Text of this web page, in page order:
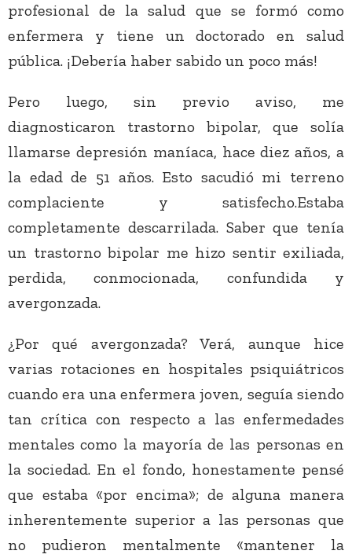
profesional de la salud que se formó como
enfermera y tiene un doctorado en salud
pública. ¡Debería haber sabido un poco más!
Pero luego, sin previo aviso, me
diagnosticaron trastorno bipolar, que solía
llamarse depresión maníaca, hace diez años, a
la edad de 51 años. Esto sacudió mi terreno
complaciente y satisfecho.Estaba
completamente descarrilada. Saber que tenía
un trastorno bipolar me hizo sentir exiliada,
perdida, conmocionada, confundida y
avergonzada.
¿Por qué avergonzada? Verá, aunque hice
varias rotaciones en hospitales psiquiátricos
cuando era una enfermera joven, seguía siendo
tan crítica con respecto a las enfermedades
mentales como la mayoría de las personas en
la sociedad. En el fondo, honestamente pensé
que estaba «por encima»; de alguna manera
inherentemente superior a las personas que
no pudieron mentalmente «mantener la